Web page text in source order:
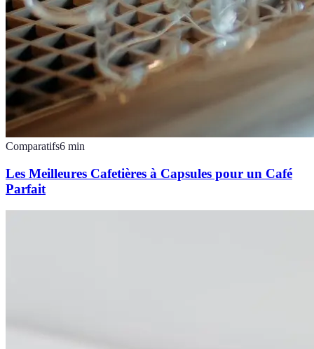
Comparatifs6 min
Les Meilleures Cafetières à Capsules pour un Café
Parfait